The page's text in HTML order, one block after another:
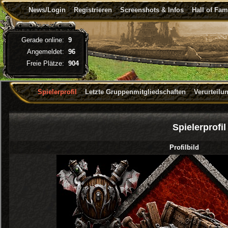
News/Login Registrieren Screenshots & Infos Hall of
Spielerprofil Letzte Gruppenmitgliedschaften
Spielerprofil
Profilbild
Gerade online: 9
Angemeldet: 96
Freie Plätze: 904